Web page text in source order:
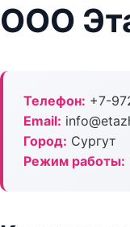
ООО
Телефон: +7-
Email:
Город: Сургут
Режим работы: